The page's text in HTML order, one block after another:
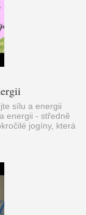
sílu a energii
energii - středně
jogíny, která